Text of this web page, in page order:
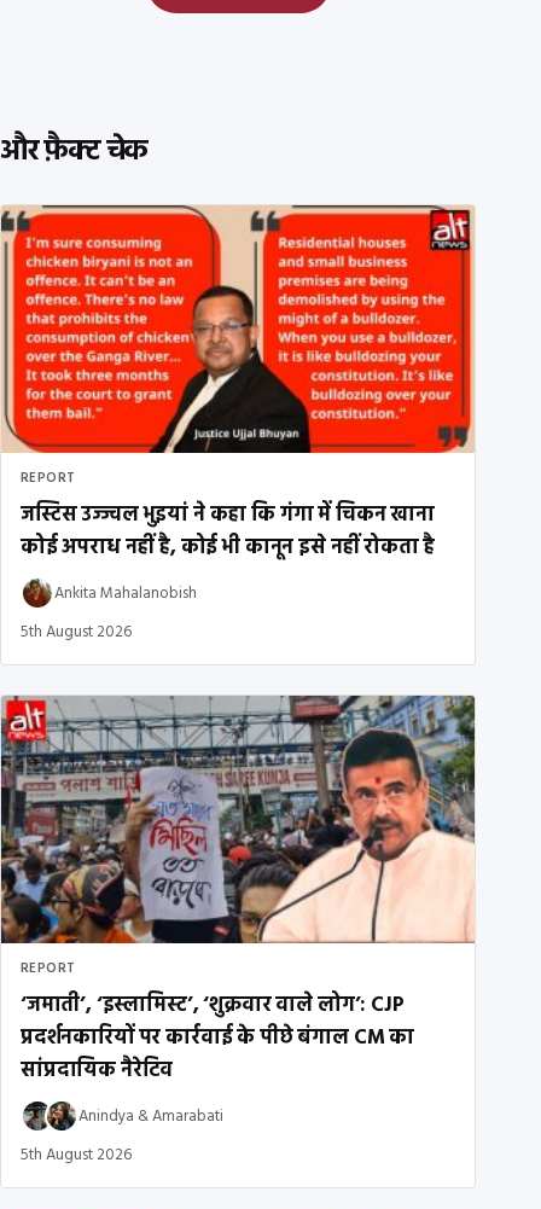
और फ़ैक्ट चेक
REPORT
जस्टिस उज्ज्वल भुइयां ने कहा कि गंगा में चिकन खाना
कोई अपराध नहीं है, कोई भी कानून इसे नहीं रोकता है
Ankita Mahalanobish
5th August 2026
REPORT
‘जमाती’, ‘इस्लामिस्ट’, ‘शुक्रवार वाले लोग’: CJP
प्रदर्शनकारियों पर कार्रवाई के पीछे बंगाल CM का
सांप्रदायिक नैरेटिव
Anindya &Amarabati
5th August 2026